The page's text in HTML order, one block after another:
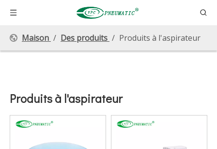
Maison / Des produits / Produits à l'aspirateur
Produits à l'aspirateur